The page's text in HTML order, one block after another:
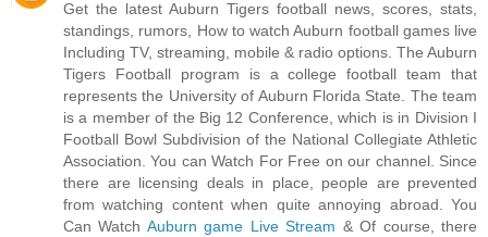
Get the latest Auburn Tigers football news, scores, stats,
standings, rumors, How to watch Auburn football games live
Including TV, streaming, mobile & radio options. The Auburn
Tigers Football program is a college football team that
represents the University of Auburn Florida State. The team
is a member of the Big 12 Conference, which is in Division I
Football Bowl Subdivision of the National Collegiate Athletic
Association. You can Watch For Free on our channel. Since
there are licensing deals in place, people are prevented
from watching content when quite annoying abroad. You
Can Watch Auburn game Live Stream & Of course, there